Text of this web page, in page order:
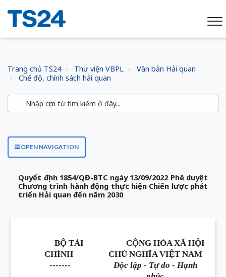
Trang chủ TS24 Thư viện VBPL
Văn bản Hải quan
Chế độ, chính sách hải quan
OPEN NAVIGATION
Quyết định 1854/QĐ-BTC ngày 13/09/2022 Phê duyệt
Chương trình hành động thực hiện Chiến lược phát
triển Hải quan đến năm 2030
BỘ TÀI
CHÍNH
-------
CỘNG HÒA XÃ HỘI
CHỦ NGHĨA VIỆT NAM
Độc lập - Tự do - Hạnh